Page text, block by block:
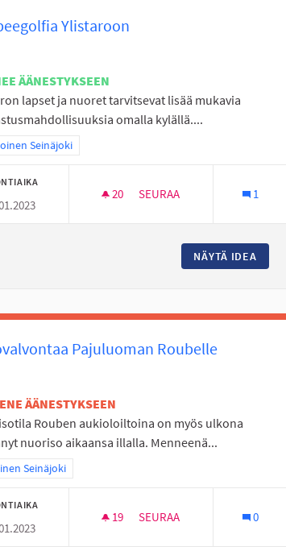
Ylistaroon
ÄÄNESTYKSEEN
lapset ja nuoret tarvitsevat lisää mukavia
omalla kylällä....
tulokset teeman mukaan: Pohjoinen Seinäjoki
Seinäjoki
20 20 SEURAAJAA
SEURAA 1
NÄYTÄ IDEA
Pajuluoman Roubelle
ÄÄNESTYKSEEN
Rouben aukioloiltoina on myös ulkona
nuoriso aikaansa illalla. Menneenä...
tulokset teeman mukaan: Läntinen Seinäjoki
Seinäjoki
19 19 SEURAAJAA
SEURAA
ULKOVALVONTAA
0